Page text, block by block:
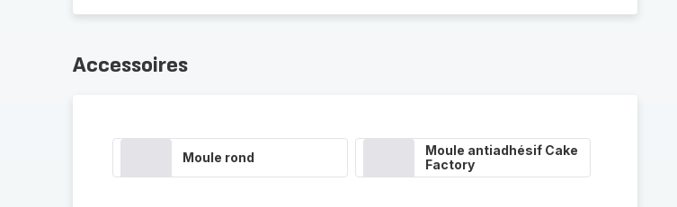
Accessoires
Moule rond
Moule antiadhésif Cake
Factory